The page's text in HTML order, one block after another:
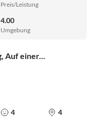
Preis/Leistung
4.00
Umgebung
Auf einer...
4 4